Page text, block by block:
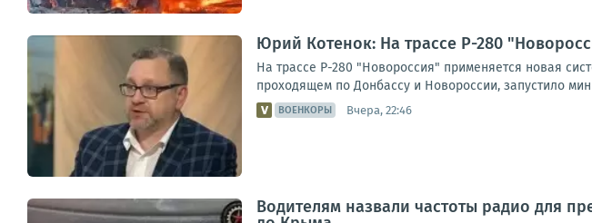
Юрий Котенок: На трассе Р-280
На трассе Р-280 "Новороссия" применяется новая
проходящем по Донбассу и Новороссии, запустило
ВОЕНКОРЫ Вчера, 22:46
Водителям назвали частоты радио для